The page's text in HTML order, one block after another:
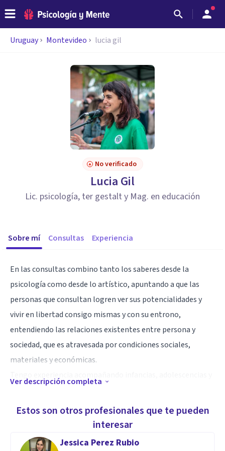
Uruguay Montevideo lucia gil
No verificado
Lucia Gil
Lic. psicología, ter gestalt y Mag. en educación
Sobre mí Consultas Experiencia
En las consultas combino tanto los saberes desde la
psicología como desde lo artístico, apuntando a que las
personas que consultan logren ver sus potencialidades y
vivir en libertad consigo mismas y con su entrono,
entendiendo las relaciones existentes entre persona y
sociedad, que es atravesada por condiciones sociales,
materiales y económicas.
particular como en instituciones. Trabajo desde una
Especialidad
Ver descripción completa
Estos son otros profesionales que te pueden
interesar
Jessica Perez Rubio